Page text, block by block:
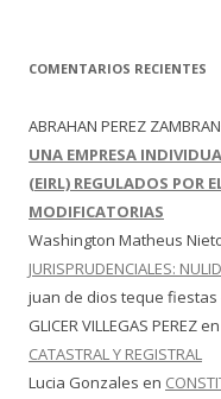
COMENTARIOS RECIENTES
ABRAHAN PEREZ
UNA EMPRESA
(EIRL) REGULADOS POR
MODIFICATORIAS
Washington Matheus
JURISPRUDENCIALES:
juan de dios teque fiestas
GLICER VILLEGAS PEREZ en
CATASTRAL Y REGISTRAL
Lucia Gonzales en